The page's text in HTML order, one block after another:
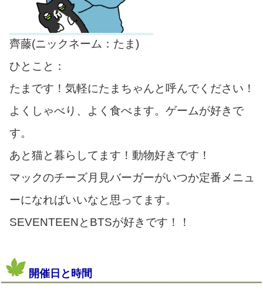
齊藤(ニックネーム：たま)
ひとこと：
たまです！気軽にたまちゃんと呼んでください！
よくしゃべり、よく食べます。ゲームが好きで
す。
あと猫と暮らしてます！動物好きです！
マックのチーズ月見バーガーがいつか定番メニュ
ーになればいいなと思ってます。
SEVENTEENとBTSが好きです！！
開催日と時間